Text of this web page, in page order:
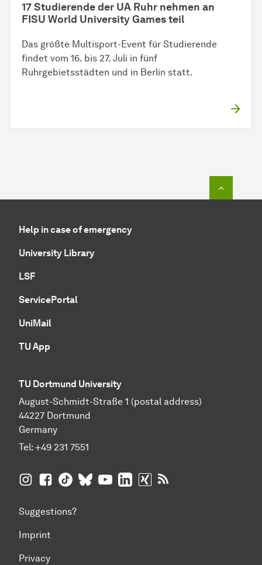
17 Studierende der UA Ruhr nehmen an
FISU World University Games teil
Das größte Multisport-Event für Studierende
findet vom 16. bis 27. Juli in fünf
Ruhrgebietsstädten und in Berlin statt.
Help in case of emergency
University Library
LSF
ServicePortal
UniMail
TU App
TU Dortmund University
August-Schmidt-Straße 1 (postal address)
44227 Dortmund
Germany
Tel: +49 231 7551
TU Dortmund University on Instagram
TU Dortmund University on Facebook
TU Dortmund University on TikTok
TU Dortmund University on BlueSky
TU Dortmund University on
TU Dortmund University on
TU Dortmund University
Suggestions?
Imprint
Privacy